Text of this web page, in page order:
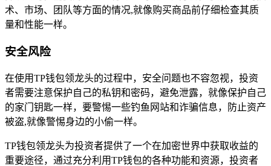
术、市场、团队等方面的情况,就像购买商品前仔细检查其质
量和性能一样。
安全风险
在使用TP钱包领龙头的过程中，安全问题也不容忽视，投资
者需要注意保护自己的私钥和密码，避免泄露，就像保护自己
的家门钥匙一样，要警惕一些钓鱼网站和诈骗信息，防止资产
被盗,就像警惕身边的小偷一样。
TP钱包领龙头为投资者提供了一个在加密世界中获取收益的
重要途径，通过充分利用TP钱包的各种功能和资源，投资者